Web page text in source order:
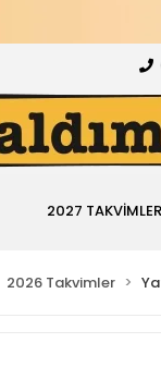
2027
2026 Takvimler